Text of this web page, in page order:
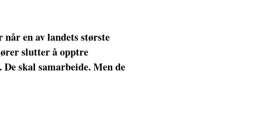
en av landets største
slutter å opptre
skal samarbeide. Men de